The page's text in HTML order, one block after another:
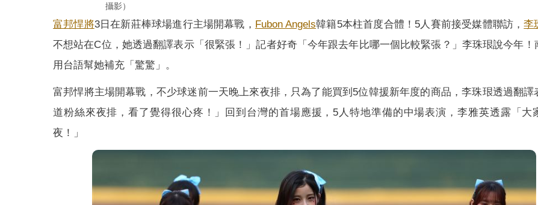
攝影）
富邦悍將3日在新莊棒球場進行主場開幕戰， Fubon Angels韓籍5本柱首度合體！5人賽前接受媒體聯訪，李
不想站在C位，她透過翻譯表示「很緊張！」記者好奇「今年跟去年比哪一個比較緊張？」李珠珢說今年！
用台語幫她補充「驚驚」。
富邦悍將主場開幕戰，不少球迷前一天晚上來夜排，只為了能買到5位韓援新年度的商品，李珠珢透過翻譯
道粉絲來夜排，看了覺得很心疼！」回到台灣的首場應援，5人特地準備的中場表演，李雅英透露「大
夜！」